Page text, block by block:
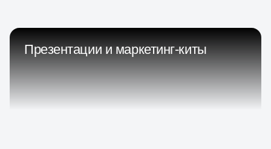
Презентации и маркетинг-киты